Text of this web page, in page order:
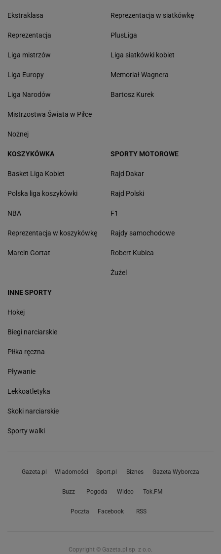
Ekstraklasa
Reprezentacja
Liga mistrzów
Liga Europy
Liga Narodów
Mistrzostwa Świata w Piłce
Nożnej
Reprezentacja w siatkówkę
PlusLiga
Liga siatkówki kobiet
Memoriał Wagnera
Bartosz Kurek
KOSZYKÓWKA
Basket Liga Kobiet
Polska liga koszykówki
NBA
Reprezentacja w koszykówkę
Marcin Gortat
SPORTY MOTOROWE
Rajd Dakar
Rajd Polski
F1
Rajdy samochodowe
Robert Kubica
Żużel
INNE SPORTY
Hokej
Biegi narciarskie
Piłka ręczna
Pływanie
Lekkoatletyka
Skoki narciarskie
Sporty walki
Gazeta.pl Wiadomości Sport.pl Biznes Gazeta Wyborcza
Buzz Pogoda Wideo Tok.FM
Poczta Facebook RSS
Copyright © Gazeta.pl sp. z o.o.